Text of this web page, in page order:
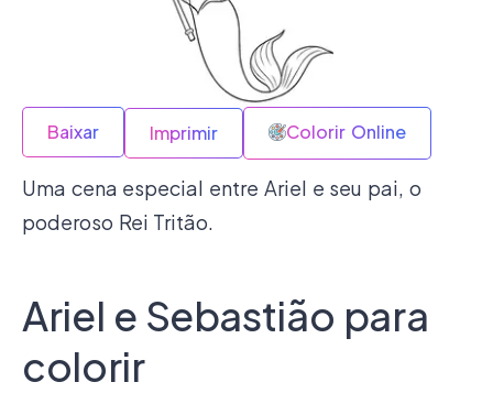
Baixar Imprimir Colorir Online
Uma cena especial entre Ariel e seu pai, o
poderoso Rei Tritão.
Ariel e Sebastião para
colorir